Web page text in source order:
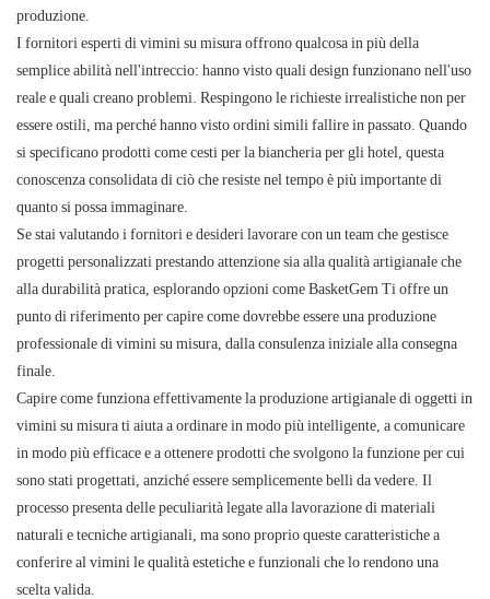
produzione.
I fornitori esperti di vimini su misura offrono qualcosa in più della
semplice abilità nell'intreccio: hanno visto quali design funzionano nell'uso
reale e quali creano problemi. Respingono le richieste irrealistiche non per
essere ostili, ma perché hanno visto ordini simili fallire in passato. Quando
si specificano prodotti come cesti per la biancheria per gli hotel, questa
conoscenza consolidata di ciò che resiste nel tempo è più importante di
quanto si possa immaginare.
Se stai valutando i fornitori e desideri lavorare con un team che gestisce
progetti personalizzati prestando attenzione sia alla qualità artigianale che
alla durabilità pratica, esplorando opzioni comeBasketGem Ti offre un
punto di riferimento per capire come dovrebbe essere una produzione
professionale di vimini su misura, dalla consulenza iniziale alla consegna
finale.
Capire come funziona effettivamente la produzione artigianale di oggetti in
vimini su misura ti aiuta a ordinare in modo più intelligente, a comunicare
in modo più efficace e a ottenere prodotti che svolgono la funzione per cui
sono stati progettati, anziché essere semplicemente belli da vedere. Il
processo presenta delle peculiarità legate alla lavorazione di materiali
naturali e tecniche artigianali, ma sono proprio queste caratteristiche a
conferire al vimini le qualità estetiche e funzionali che lo rendono una
scelta valida.